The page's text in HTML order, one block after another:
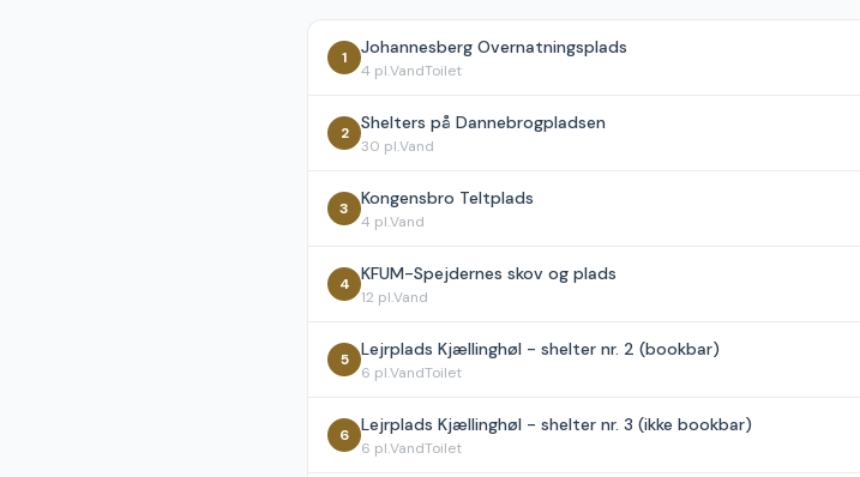
1 Johannesberg Overnatningsplads
4 pl.VandToilet
2 Shelters på Dannebrogpladsen
30 pl.Vand
3 Kongensbro Teltplads
4 pl.Vand
4 KFUM-Spejdernes skov og plads
12 pl.Vand
5 Lejrplads Kjællinghøl - shelter nr. 2 (bookbar)
6 pl.VandToilet
6 Lejrplads Kjællinghøl - shelter nr. 3 (ikke bookbar)
6 pl.VandToilet